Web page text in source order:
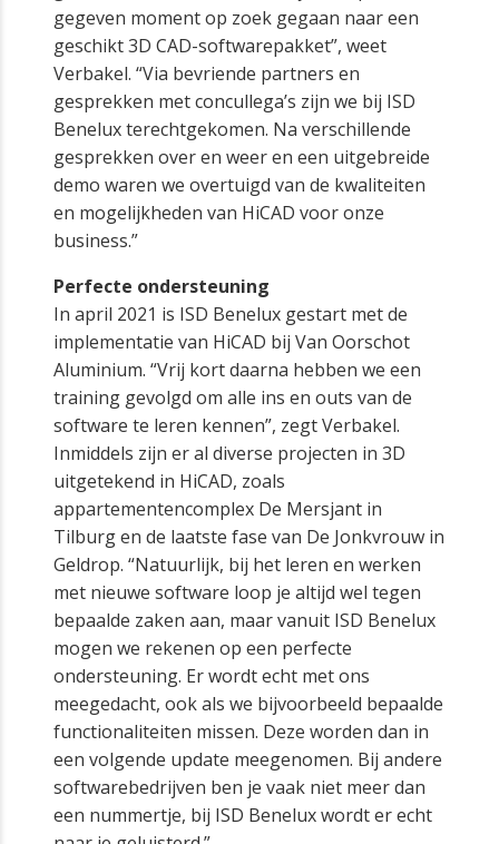
gegeven moment op zoek gegaan naar een
geschikt 3D CAD-softwarepakket”, weet
Verbakel. “Via bevriende partners en
gesprekken met concullega’s zijn we bij ISD
Benelux terechtgekomen. Na verschillende
gesprekken over en weer en een uitgebreide
demo waren we overtuigd van de kwaliteiten
en mogelijkheden van HiCAD voor onze
business.”
Perfecte ondersteuning
In april 2021 is ISD Benelux gestart met de
implementatie van HiCAD bij Van Oorschot
Aluminium. “Vrij kort daarna hebben we een
training gevolgd om alle ins en outs van de
software te leren kennen”, zegt Verbakel.
Inmiddels zijn er al diverse projecten in 3D
uitgetekend in HiCAD, zoals
appartementencomplex De Mersjant in
Tilburg en de laatste fase van De Jonkvrouw in
Geldrop. “Natuurlijk, bij het leren en werken
met nieuwe software loop je altijd wel tegen
bepaalde zaken aan, maar vanuit ISD Benelux
mogen we rekenen op een perfecte
ondersteuning. Er wordt echt met ons
meegedacht, ook als we bijvoorbeeld bepaalde
functionaliteiten missen. Deze worden dan in
een volgende update meegenomen. Bij andere
softwarebedrijven ben je vaak niet meer dan
een nummertje, bij ISD Benelux wordt er echt